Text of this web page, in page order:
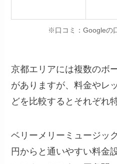
※口コミ：Googleの
京都エリアには複数のボ
がありますが、料金やレ
どを比較するとそれぞれ
ベリーメリーミュージッ
円からと通いやすい料金